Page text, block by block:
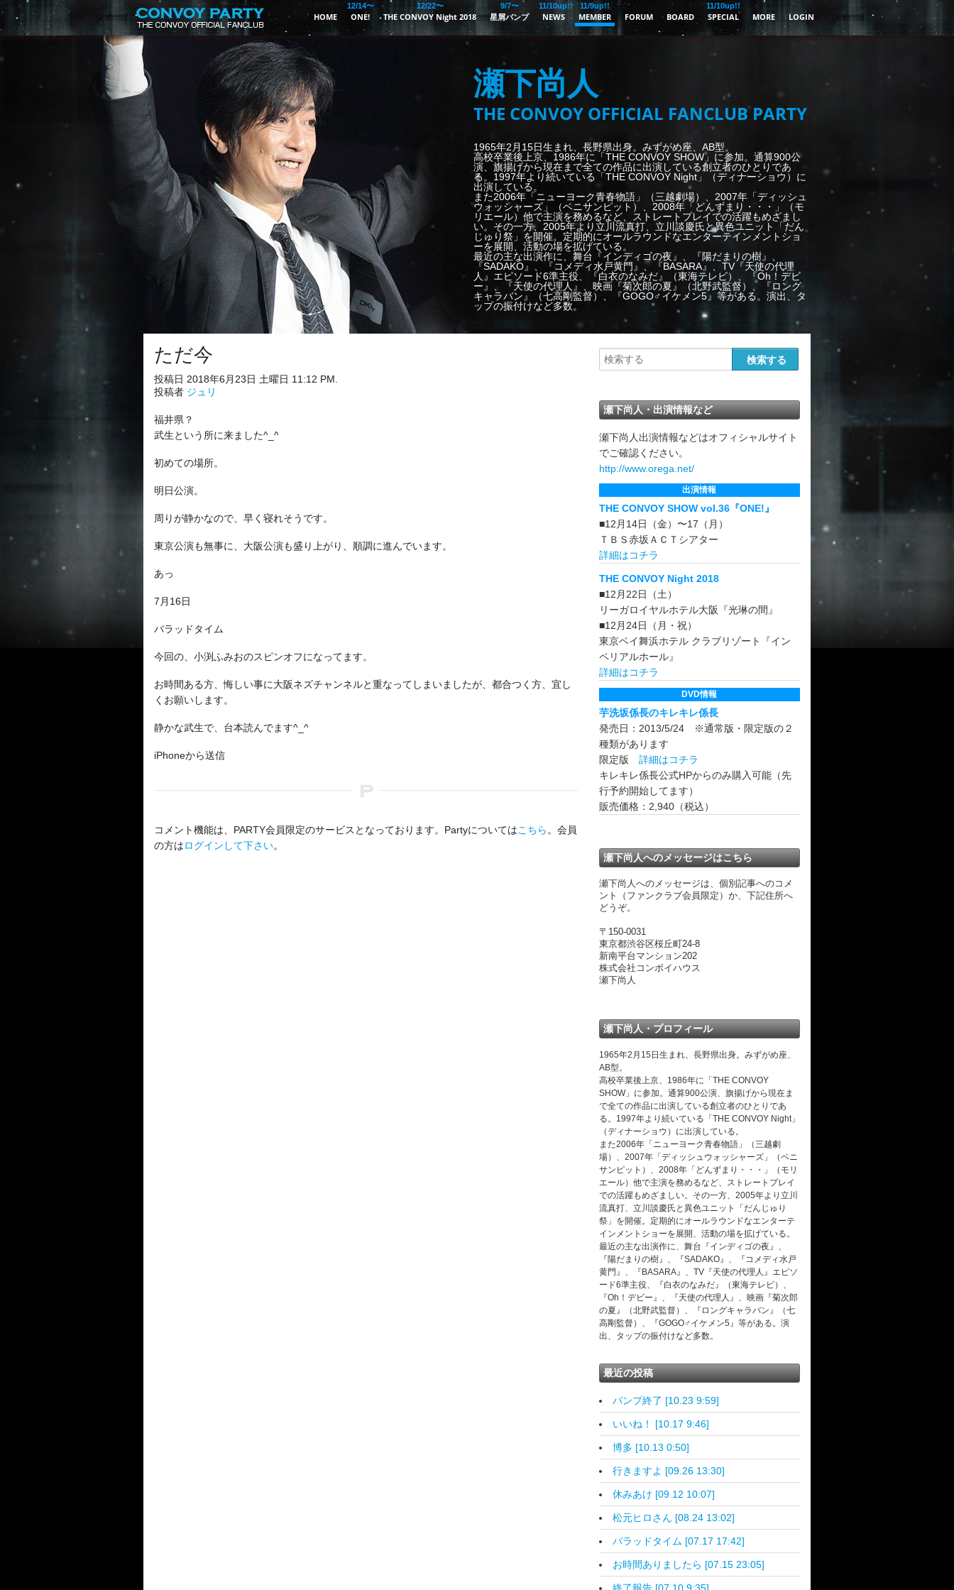
HOME ONE!
12/14〜
THE CONVOY Night 2018
12/22〜
星屑バンプ
9/7〜
NEWS
11/10up!!
MEMBER
11/9up!!
FORUM BOARD SPECIAL
11/10up!!
MORE LOGIN
瀬下尚人
THE CONVOY OFFICIAL FANCLUB PARTY
1965年2月15日生まれ、長野県出身。みずがめ座、AB型。
高校卒業後上京、1986年に「THE CONVOY SHOW」に参加。通算900公
演、旗揚げから現在まで全ての作品に出演している創立者のひとりであ
る。1997年より続いている「THE CONVOY Night」（ディナーショウ）に
出演している。
また2006年「ニューヨーク青春物語」（三越劇場）、2007年「ディッシュ
ウォッシャーズ」（ベニサンピット）、2008年「どんずまり・・・」（モ
リエール）他で主演を務めるなど、ストレートプレイでの活躍もめざまし
い。その一方、2005年より立川流真打、立川談慶氏と異色ユニット「だん
じゅり祭」を開催。定期的にオールラウンドなエンターテインメントショ
ーを展開、活動の場を拡げている。
最近の主な出演作に、舞台『インディゴの夜』、『陽だまりの樹』、
『SADAKO』、『コメディ水戸黄門』、『BASARA』、TV『天使の代理
人』エピソード6準主役、『白衣のなみだ』（東海テレビ）、『Oh！デビ
ー』、『天使の代理人』、映画『菊次郎の夏』（北野武監督）、『ロング
キャラバン』（七高剛監督）、『GOGO♂イケメン5』等がある。演出、タ
ップの振付けなど多数。
ただ今
投稿日 2018年6月23日 土曜日 11:12 PM.
投稿者 ジュリ
福井県？
武生という所に来ました^_^
初めての場所。
明日公演。
周りが静かなので、早く寝れそうです。
東京公演も無事に、大阪公演も盛り上がり、順調に進んでいます。
あっ
7月16日
バラッドタイム
今回の、小渕ふみおのスピンオフになってます。
お時間ある方、悔しい事に大阪ネズチャンネルと重なってしまいましたが、都合つく方、宜し
くお願いします。
静かな武生で、台本読んでます^_^
iPhoneから送信
コメント機能は、PARTY会員限定のサービスとなっております。Partyについてはこちら 。会員
の方はログインして下さい。
瀬下尚人・出演情報など
瀬下尚人出演情報などはオフィシャルサイト
でご確認ください。
http://www.orega.net/
出演情報
THE CONVOY SHOW vol.36『ONE!』
■12月14日（金）〜17（月）
ＴＢＳ赤坂ＡＣＴシアター
詳細はコチラ
THE CONVOY Night 2018
■12月22日（土）
リーガロイヤルホテル大阪『光琳の間』
■12月24日（月・祝）
東京ベイ舞浜ホテル クラブリゾート『イン
ペリアルホール』
詳細はコチラ
DVD情報
芋洗坂係長のキレキレ係長
発売日：2013/5/24 ※通常版・限定版の２
種類があります
限定版 詳細はコチラ
キレキレ係長公式HPからのみ購入可能（先
行予約開始してます）
販売価格：2,940（税込）
瀬下尚人へのメッセージはこちら
瀬下尚人へのメッセージは、個別記事へのコメ
ント（ファンクラブ会員限定）か、下記住所へ
どうぞ。
〒150-0031
東京都渋谷区桜丘町24-8
新南平台マンション202
株式会社コンボイハウス
瀬下尚人
瀬下尚人・プロフィール
1965年2月15日生まれ、長野県出身。みずがめ座、
AB型。
高校卒業後上京、1986年に「THE CONVOY
SHOW」に参加。通算900公演、旗揚げから現在ま
で全ての作品に出演している創立者のひとりであ
る。1997年より続いている「THE CONVOY Night」
（ディナーショウ）に出演している。
また2006年「ニューヨーク青春物語」（三越劇
場）、2007年「ディッシュウォッシャーズ」（ベニ
サンピット）、2008年「どんずまり・・・」（モリ
エール）他で主演を務めるなど、ストレートプレイ
での活躍もめざましい。その一方、2005年より立川
流真打、立川談慶氏と異色ユニット「だんじゅり
祭」を開催。定期的にオールラウンドなエンターテ
インメントショーを展開、活動の場を拡げている。
最近の主な出演作に、舞台『インディゴの夜』、
『陽だまりの樹』、『SADAKO』、『コメディ水戸
黄門』、『BASARA』、TV『天使の代理人』エピソ
ード6準主役、『白衣のなみだ』（東海テレビ）、
『Oh！デビー』、『天使の代理人』、映画『菊次郎
の夏』（北野武監督）、『ロングキャラバン』（七
高剛監督）、『GOGO♂イケメン5』等がある。演
出、タップの振付けなど多数。
最近の投稿
バンプ終了 [10.23 9:59]
いいね！ [10.17 9:46]
博多 [10.13 0:50]
行きますよ [09.26 13:30]
休みあけ [09.12 10:07]
松元ヒロさん [08.24 13:02]
バラッドタイム [07.17 17:42]
お時間ありましたら [07.15 23:05]